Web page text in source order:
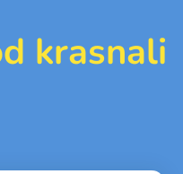
krasnali